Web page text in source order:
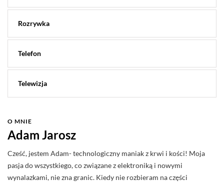
Rozrywka
Telefon
Telewizja
O MNIE
Adam Jarosz
Cześć, jestem Adam- technologiczny maniak z krwi i kości! Moja
pasja do wszystkiego, co związane z elektroniką i nowymi
wynalazkami, nie zna granic. Kiedy nie rozbieram na części